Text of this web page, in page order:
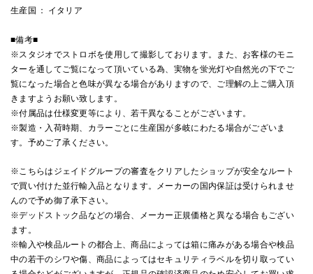
生産国 ： イタリア
■備考■
※スタジオでストロボを使用して撮影しております。また、お客様のモニ
ターを通してご覧になって頂いている為、実物を蛍光灯や自然光の下でご
覧になった場合と色味が異なる場合がありますので、ご理解の上ご購入頂
きますようお願い致します。
※付属品は仕様変更等により、若干異なることがございます。
※製造・入荷時期、カラーごとに生産国が多岐にわたる場合がございま
す。予めご了承ください。
※こちらはジェイドグループの審査をクリアしたショップが安全なルート
で買い付けた並行輸入品となります。メーカーの国内保証は受けられませ
んので予め御了承下さい。
※デッドストック品などの場合、メーカー正規価格と異なる場合もござい
ます。
※輸入や検品ルートの都合上、商品によっては箱に痛みがある場合や検品
中の若干のシワや傷、商品によってはセキュリティラベルを切り取ってい